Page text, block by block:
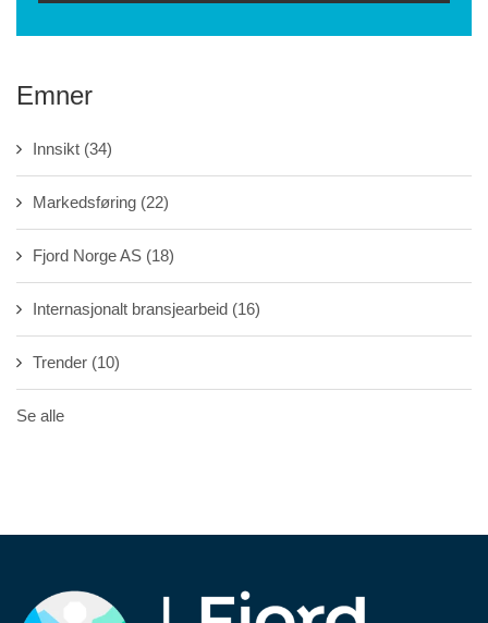
Emner
Innsikt (34)
Markedsføring (22)
Fjord Norge AS (18)
Internasjonalt bransjearbeid (16)
Trender (10)
Se alle